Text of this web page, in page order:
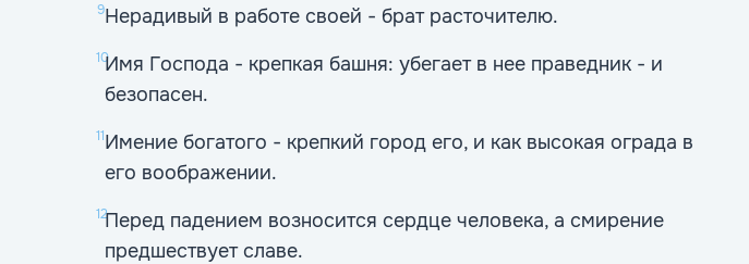
9Нерадивый в работе своей - брат расточителю.
10Имя Господа - крепкая башня: убегает в нее праведник - и
безопасен.
11Имение богатого - крепкий город его, и как высокая ограда в
его воображении.
12Перед падением возносится сердце человека, а смирение
предшествует славе.